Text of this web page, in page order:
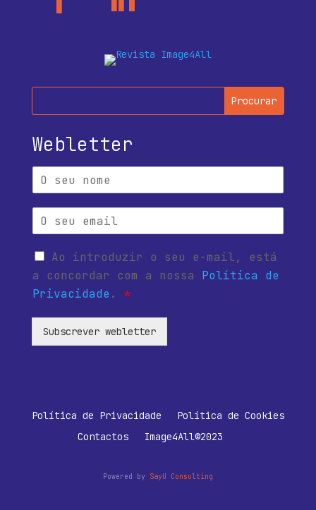
Webletter
Ao introduzir o seu e-mail, está
a concordar com a nossa Política de
Privacidade . *
Subscrever webletter
Política de Privacidade
Política de Cookies
Contactos
Image4All©2023
Powered by SayU Consulting